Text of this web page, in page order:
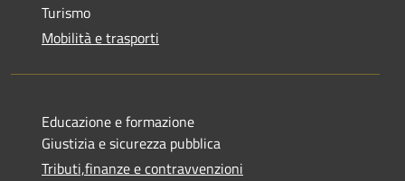
Turismo
Mobilità e trasporti
Educazione e formazione
Giustizia e sicurezza pubblica
Tributi,finanze e contravvenzioni